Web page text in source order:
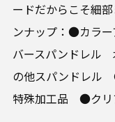
ードだからこそ細
ンナップ：●カラ
バースパンドレ
の他スパンドレ
特殊加工品 ●クリ